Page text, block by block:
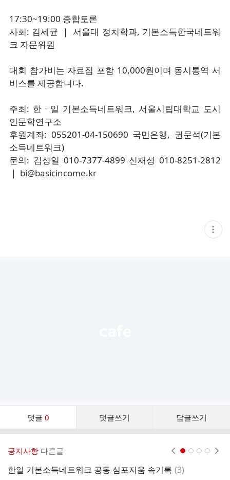
17:30~19:00 종합토론
사회: 김세균 ｜ 서울대 정치학과, 기본소득한국네트워
크 자문위원
대회 참가비는 자료집 포함 10,000원이며 동시통역 서
비스를 제공합니다.
주최: 한ㆍ일 기본소득네트워크, 서울시립대학교 도시
인문학연구소
후원계좌: 055201-04-150690 국민은행, 권문석(기본
소득네트워크)
문의: 김성일 010-7377-4899 신재성 010-8251-2812
｜ bi@basicincome.kr
현
재
댓글 0 댓글쓰기 답글쓰기
댓
공지사항 다른글
한일 기본소득네트워크 공동 심포지움 속기록 댓
(3)